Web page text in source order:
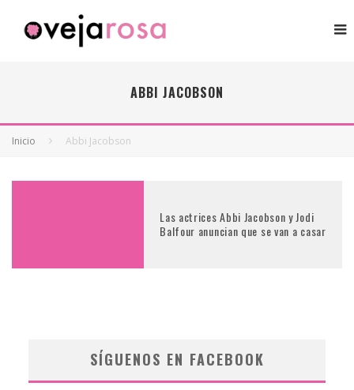
ABBI JACOBSON
Inicio Abbi Jacobson
Las actrices Abbi Jacobson y Jodi
Balfour anuncian que se van a casar
SÍGUENOS EN FACEBOOK